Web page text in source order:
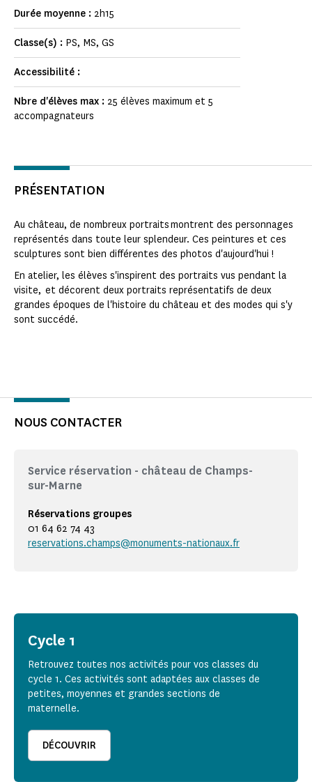
Durée moyenne : 2h15
Classe(s) : PS, MS, GS
Accessibilité :
Nbre d'élèves max : 25 élèves maximum et 5
accompagnateurs
PRÉSENTATION
Au château, de nombreux portraits montrent des personnages
représentés dans toute leur splendeur. Ces peintures et ces
sculptures sont bien différentes des photos d'aujourd'hui !
En atelier, les élèves s'inspirent des portraits vus pendant la
visite, et décorent deux portraits représentatifs de deux
grandes époques de l'histoire du château et des modes qui s'y
sont succédé.
NOUS CONTACTER
Service réservation - château de Champs-
sur-Marne
Réservations groupes
01 64 62 74 43
reservations.champs@monuments-nationaux.fr
Cycle 1
Retrouvez toutes nos activités pour vos classes du
cycle 1. Ces activités sont adaptées aux classes de
petites, moyennes et grandes sections de
maternelle.
DÉCOUVRIR